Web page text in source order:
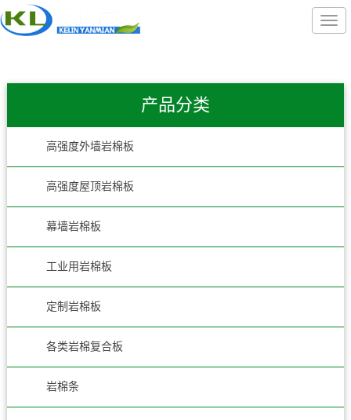
产品分类
高强度外墙岩棉板
高强度屋顶岩棉板
幕墙岩棉板
工业用岩棉板
定制岩棉板
各类岩棉复合板
岩棉条